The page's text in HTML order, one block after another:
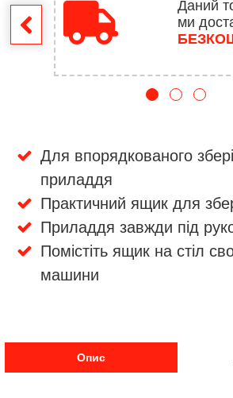
Даний
ми
Для впорядкованого
приладдя
Практичний ящик для
Приладдя завжди під
Помістіть ящик на стіл
машини
Опис